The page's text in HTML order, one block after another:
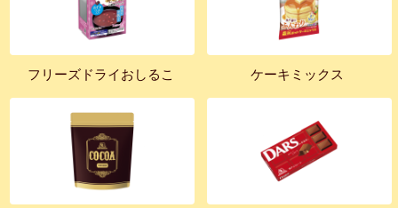
フリーズドライおしるこ ケーキミックス